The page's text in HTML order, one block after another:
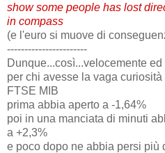
show some people has lost
in compass
(e l'euro si muove di
-----------------------
Dunque...così...velocemente ed
per chi avesse la vaga
FTSE MIB
prima abbia aperto a -1,64%
poi in una manciata di minuti
a +2,3%
e poco dopo ne abbia persi più